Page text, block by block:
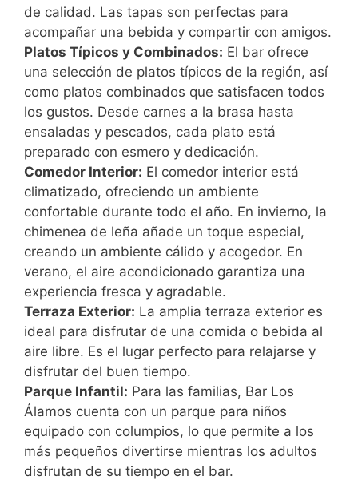
de calidad. Las tapas son perfectas para
acompañar una bebida y compartir con amigos.
Platos Típicos y Combinados: El bar ofrece
una selección de platos típicos de la región, así
como platos combinados que satisfacen todos
los gustos. Desde carnes a la brasa hasta
ensaladas y pescados, cada plato está
preparado con esmero y dedicación.
Comedor Interior: El comedor interior está
climatizado, ofreciendo un ambiente
confortable durante todo el año. En invierno, la
chimenea de leña añade un toque especial,
creando un ambiente cálido y acogedor. En
verano, el aire acondicionado garantiza una
experiencia fresca y agradable.
Terraza Exterior: La amplia terraza exterior es
ideal para disfrutar de una comida o bebida al
aire libre. Es el lugar perfecto para relajarse y
disfrutar del buen tiempo.
Parque Infantil: Para las familias, Bar Los
Álamos cuenta con un parque para niños
equipado con columpios, lo que permite a los
más pequeños divertirse mientras los adultos
disfrutan de su tiempo en el bar.